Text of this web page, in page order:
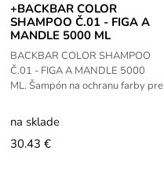
+BACKBAR COLOR
SHAMPOO Č.01 - FIGA A
MANDLE 5000 ML
BACKBAR COLOR SHAMPOO
Č.01 - FIGA A MANDLE 5000
ML. Šampón na ochranu farby pre
špeciálny: Obsahuje zmes
mandľového mlieka
na sklade
30.43 €